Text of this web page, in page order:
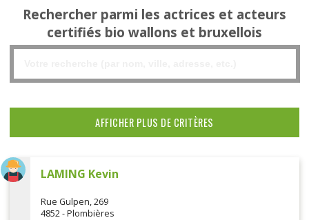
Rechercher parmi les actrices et acteurs
certifiés bio wallons et bruxellois
LAMING Kevin
Rue Gulpen, 269
4852 - Plombières
AFFICHER PLUS DE CRITÈRES